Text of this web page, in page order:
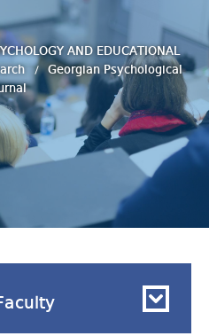
AND EDUCATIONAL
Georgian Psychological